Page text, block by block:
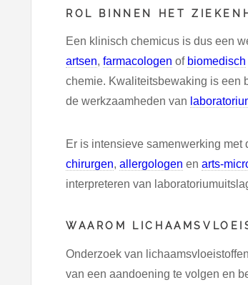
ROL BINNEN HET
Een klinisch chemicus is dus een
artsen, farmacologen of biomedisch
chemie. Kwaliteitsbewaking is een
de werkzaamheden van
Er is intensieve samenwerking
chirurgen, allergologen en arts-
interpreteren van
WAAROM
Onderzoek van
van een aandoening te volgen en